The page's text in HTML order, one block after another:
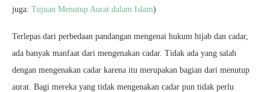
juga: Tujuan Menutup Aurat dalam Islam)
Terlepas dari perbedaan pandangan mengenai hukum hijab dan cadar,
ada banyak manfaat dari mengenakan cadar. Tidak ada yang salah
dengan mengenakan cadar karena itu merupakan bagian dari menutup
aurat. Bagi mereka yang tidak mengenakan cadar pun tidak perlu